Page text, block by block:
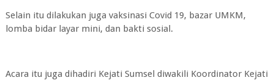
Selain itu dilakukan juga vaksinasi Covid 19, bazar UMKM,
lomba bidar layar mini, dan bakti sosial.
Acara itu juga dihadiri Kejati Sumsel diwakili Koordinator Kejati